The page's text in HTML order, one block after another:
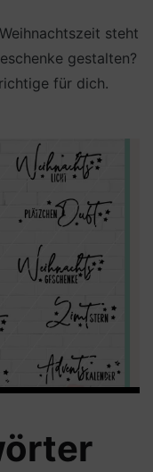
steht
gestalten?
für dich.